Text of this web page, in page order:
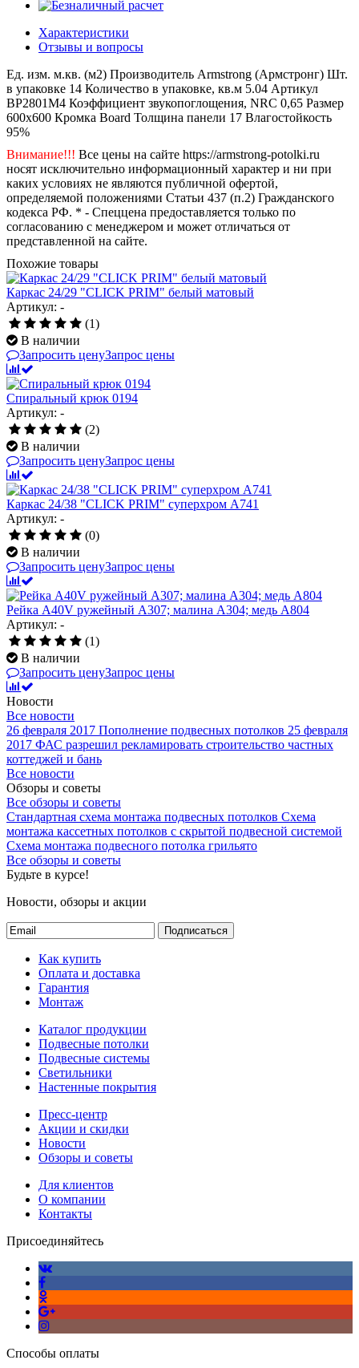
Характеристики
Отзывы и вопросы
Ед. изм. м.кв. (м2) Производитель Armstrong (Армстронг) Шт.
в упаковке 14 Количество в упаковке, кв.м 5.04 Артикул
BP2801M4 Коэффициент звукопоглощения, NRC 0,65 Размер
600x600 Кромка Board Толщина панели 17 Влагостойкость
95%
Внимание!!! Все цены на сайте https://armstrong-potolki.ru
носят исключительно информационный характер и ни при
каких условиях не являются публичной офертой,
определяемой положениями Статьи 437 (п.2) Гражданского
кодекса РФ. * - Спеццена предоставляется только по
согласованию с менеджером и может отличаться от
представленной на сайте.
Похожие товары
Каркас 24/29 "CLICK PRIM" белый матовый
Артикул: -
(1)
В наличии
Запросить ценуЗапрос цены
Спиральный крюк 0194
Артикул: -
(2)
В наличии
Запросить ценуЗапрос цены
Каркас 24/38 "CLICK PRIM" суперхром А741
Артикул: -
(0)
В наличии
Запросить ценуЗапрос цены
Рейка A40V ружейный А307; малина А304; медь А804
Артикул: -
(1)
В наличии
Запросить ценуЗапрос цены
Новости
Все новости
26 февраля 2017 Пополнение подвесных потолков 25 февраля
2017 ФАС разрешил рекламировать строительство частных
коттеджей и бань
Все новости
Обзоры и советы
Все обзоры и советы
Стандартная схема монтажа подвесных потолков Схема
монтажа кассетных потолков с скрытой подвесной системой
Схема монтажа подвесного потолка грильято
Все обзоры и советы
Будьте в курсе!
Новости, обзоры и акции
Подписаться
Как купить
Оплата и доставка
Гарантия
Монтаж
Каталог продукции
Подвесные потолки
Подвесные системы
Светильники
Настенные покрытия
Пресс-центр
Акции и скидки
Новости
Обзоры и советы
Для клиентов
О компании
Контакты
Присоединяйтесь
Способы оплаты